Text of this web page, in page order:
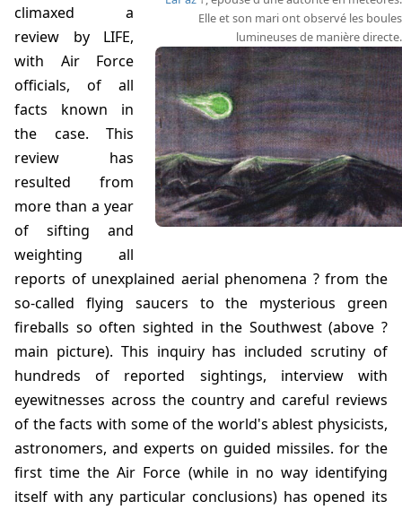
Elle et son mari ont observé les boules
lumineuses de manière directe.
climaxed a
review by LIFE,
with Air Force
officials, of all
facts known in
the case. This
review has
resulted from
more than a year
of sifting and
weighting all
reports of unexplained aerial phenomena ? from the
so-called flying saucers to the mysterious green
fireballs so often sighted in the Southwest (above ?
main picture). This inquiry has included scrutiny of
hundreds of reported sightings, interview with
eyewitnesses across the country and careful reviews
of the facts with some of the world's ablest physicists,
astronomers, and experts on guided missiles. for the
first time the Air Force (while in no way identifying
itself with any particular conclusions) has opened its